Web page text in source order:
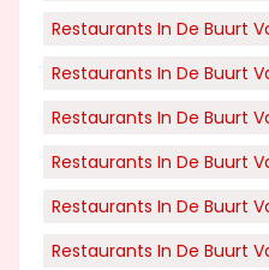
Restaurants In De Buurt
Restaurants In De Buurt
Restaurants In De Buurt
Restaurants In De Buurt
Restaurants In De Buurt
Restaurants In De Buurt